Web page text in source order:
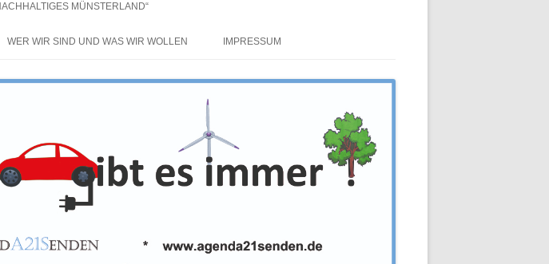
MÜNSTERLAND“
WER WIR SIND UND WAS WIR WOLLEN IMPRESSUM